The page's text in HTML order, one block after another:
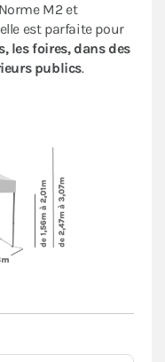
M2 et
est parfaite pour
les foires, dans des
publics.
de montage.
le souhaitez et
sont en
g/m². Le toit est
et la bâche
assure solidité